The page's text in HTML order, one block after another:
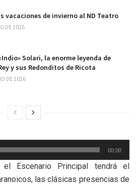
vacaciones de invierno al ND Teatro
DE 2026
Solari, la enorme leyenda de
y sus Redonditos de Ricota
DE 2026
00:00
el Escenario Principal tendrá el
las clásicas presencias de